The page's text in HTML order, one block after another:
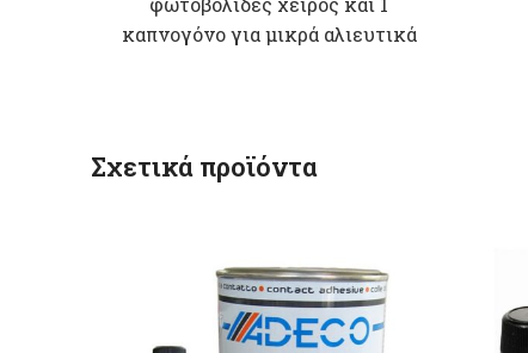
καπνογόνο για μικρά αλιευτικά
ΑΛΙΕΥΤΙΚΑ ΣΚΑΦΗ ΚΑΙ
ΑΠΟΣΤΕΛΛΕΤΑΙ ΜΟΝΟ ΜΕ
Σχετικά προϊόντα